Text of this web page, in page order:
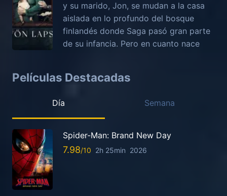
y su marido, Jon, se mudan a la casa
aislada en lo profundo del bosque
finlandés donde Saga pasó gran parte
de su infancia. Pero en cuanto nace
Películas Destacadas
Día Semana
Spider-Man: Brand New Day
7.98 2h 25min 2026